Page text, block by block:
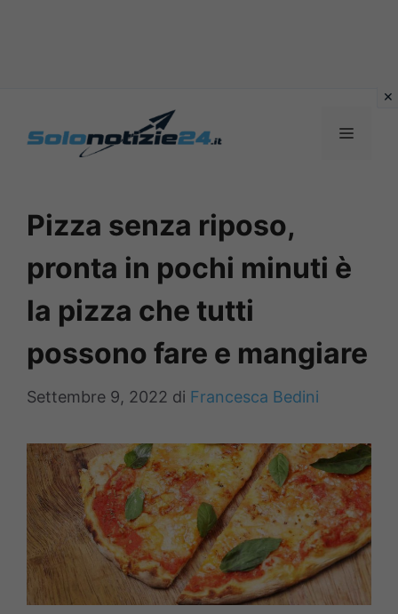
MENU
Pizza senza riposo,
pronta in pochi minuti è
la pizza che tutti
possono fare e mangiare
Settembre 9, 2022 di Francesca Bedini